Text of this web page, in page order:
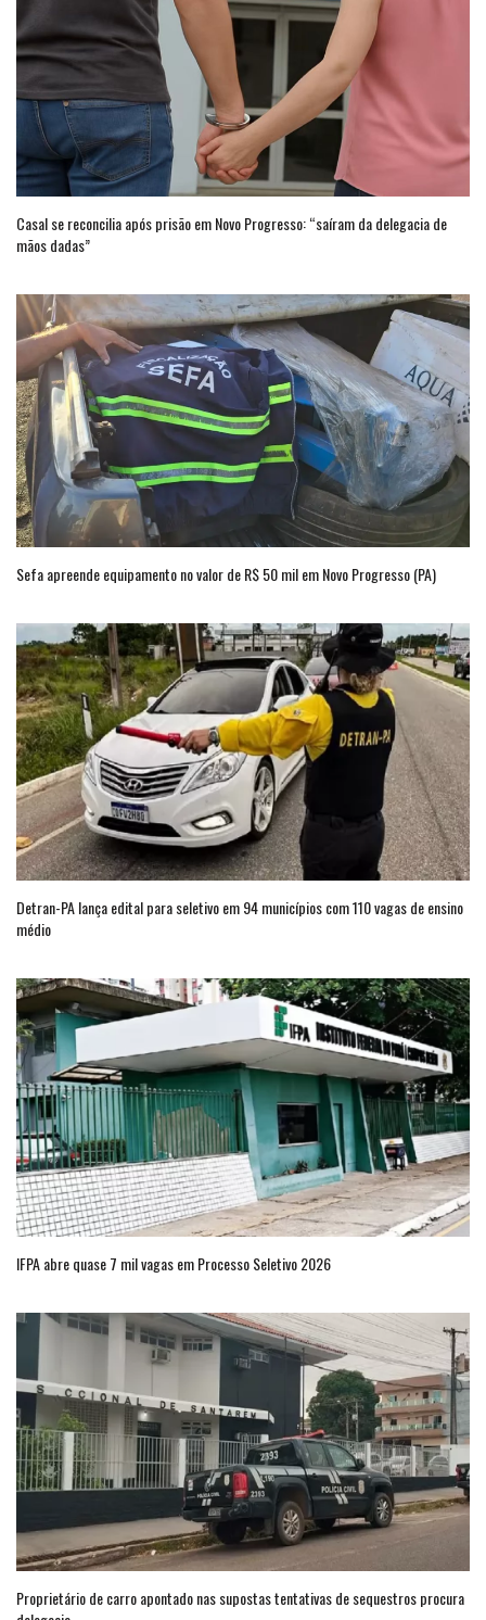
Casal se reconcilia após prisão em Novo Progresso: “saíram da delegacia de
mãos dadas”
Sefa apreende equipamento no valor de R$ 50 mil em Novo Progresso (PA)
Detran-PA lança edital para seletivo em 94 municípios com 110 vagas de ensino
médio
IFPA abre quase 7 mil vagas em Processo Seletivo 2026
Proprietário de carro apontado nas supostas tentativas de sequestros procura